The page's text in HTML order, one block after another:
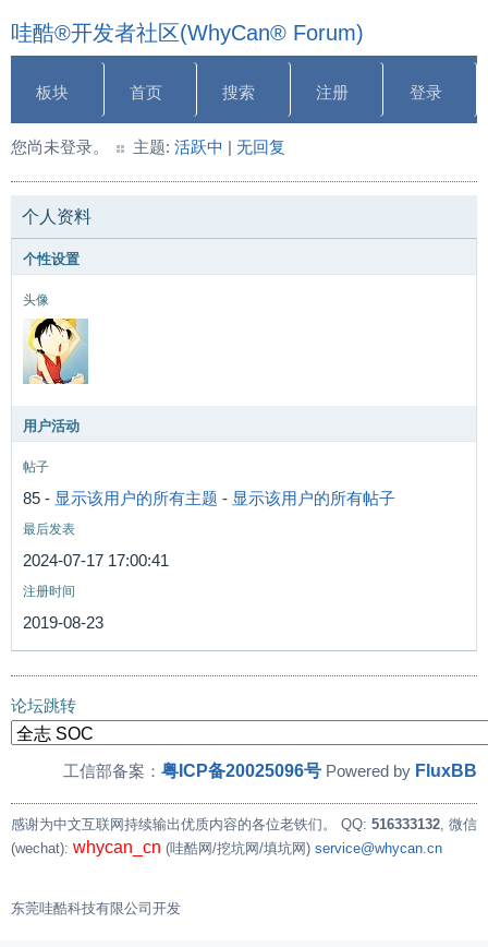
哇酷®开发者社区(WhyCan® Forum)
板块 首页 搜索 注册 登录
您尚未登录。 主题: 活跃中 | 无回复
个人资料
个性设置
头像
用户活动
帖子
85 - 显示该用户的所有主题 - 显示该用户的所有帖子
最后发表
2024-07-17 17:00:41
注册时间
2019-08-23
论坛跳转
工信部备案： 粤ICP备20025096号 Powered by FluxBB
感谢为中文互联网持续输出优质内容的各位老铁们。 QQ: 516333132, 微信
(wechat): whycan_cn (哇酷网/挖坑网/填坑网) service@whycan.cn
东莞哇酷科技有限公司开发